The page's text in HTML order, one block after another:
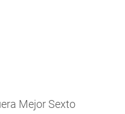
Mejor Sexto